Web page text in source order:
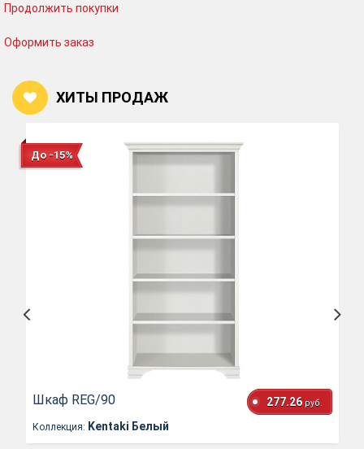
Продолжить покупки
Оформить заказ
ХИТЫ ПРОДАЖ
До -15%
Шкаф REG/90 277.26 руб.
Коллекция: Kentaki Белый